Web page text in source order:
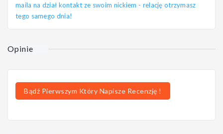
maila na dział kontakt ze swoim nickiem - relację otrzymasz
tego samego dnia!
Opinie
Bądź Pierwszym Który Napisze Recenzję !